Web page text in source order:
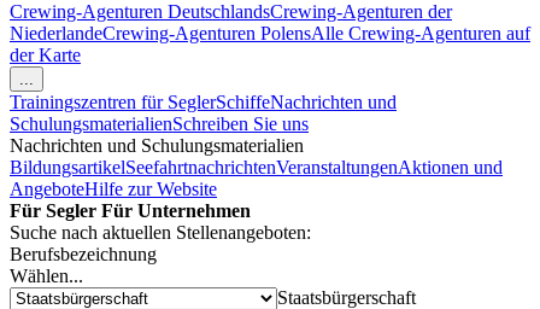
Crewing-Agenturen DeutschlandsCrewing-Agenturen der
NiederlandeCrewing-Agenturen PolensAlle Crewing-Agenturen auf
der Karte
...
Trainingszentren für SeglerSchiffeNachrichten und
SchulungsmaterialienSchreiben Sie uns
Nachrichten und Schulungsmaterialien
BildungsartikelSeefahrtnachrichtenVeranstaltungenAktionen und
AngeboteHilfe zur Website
Für Segler Für Unternehmen
Suche nach aktuellen Stellenangeboten:
Berufsbezeichnung
Wählen...
Staatsbürgerschaft